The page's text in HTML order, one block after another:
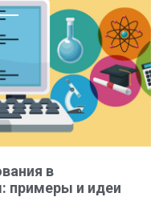
в
примеры и идеи